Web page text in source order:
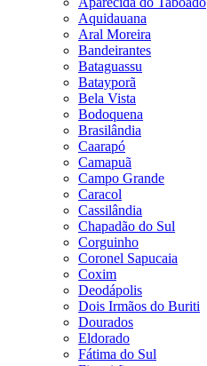
Aquidauana
Aral Moreira
Bandeirantes
Bataguassu
Batayporã
Bela Vista
Bodoquena
Brasilândia
Caarapó
Camapuã
Campo Grande
Caracol
Cassilândia
Chapadão do Sul
Corguinho
Coronel Sapucaia
Coxim
Deodápolis
Dois Irmãos do Buriti
Dourados
Eldorado
Fátima do Sul